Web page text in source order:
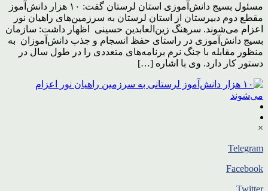
مسئول بسیج دانش‌آموزی استان لرستان گفت: ۱۰ هزار دانش‌آموز
مقطع دوم دبیرستان از استان لرستان به سرزمین‌های راهیان نور
اعزام می‌شوند. سرهنگ زین‌العابدین حسینی اظهار داشت: سازمان
بسیج دانش‌آموزی در راستای حفظ انسجام و جذب دانش‌آموزان به
منظور مقابله با جنگ نرم برنامه‌های متعددی را در طول سال در
دستور کار دارد. وی با اشاره […]
×
Telegram
Facebook
Twitter